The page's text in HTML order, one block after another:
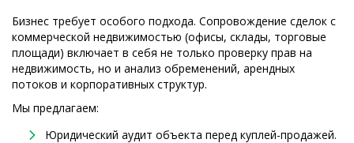
Бизнес требует особого подхода. Сопровождение сделок с
коммерческой недвижимостью (офисы, склады, торговые
площади) включает в себя не только проверку прав на
недвижимость, но и анализ обременений, арендных
потоков и корпоративных структур.
Мы предлагаем:
Юридический аудит объекта перед куплей-продажей.